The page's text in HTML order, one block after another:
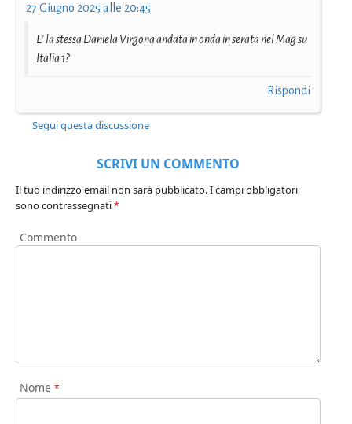
27 Giugno 2025 alle 20:45
E' la stessa Daniela Virgona andata in onda in serata nel Mag su
Italia 1?
Rispondi
Segui questa discussione
SCRIVI UN COMMENTO
Il tuo indirizzo email non sarà pubblicato.I campi obbligatori
sono contrassegnati*
Commento
Nome *